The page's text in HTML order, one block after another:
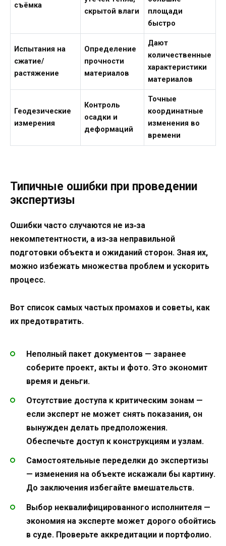
съёмка
скрытой влаги
площади
быстро
Испытания на
сжатие/
растяжение
Определение
прочности
материалов
Дают
количественные
характеристики
материалов
Геодезические
измерения
Контроль
осадки и
деформаций
Точные
координатные
изменения во
времени
Типичные ошибки при проведении
экспертизы
Ошибки часто случаются не из‑за
некомпетентности, а из‑за неправильной
подготовки объекта и ожиданий сторон. Зная их,
можно избежать множества проблем и ускорить
процесс.
Вот список самых частых промахов и советы, как
их предотвратить.
Неполный пакет документов — заранее
соберите проект, акты и фото. Это экономит
время и деньги.
Отсутствие доступа к критическим зонам —
если эксперт не может снять показания, он
вынужден делать предположения.
Обеспечьте доступ к конструкциям и узлам.
Самостоятельные переделки до экспертизы
— изменения на объекте искажали бы картину.
До заключения избегайте вмешательств.
Выбор неквалифицированного исполнителя —
экономия на эксперте может дорого обойтись
в суде. Проверьте аккредитации и портфолио.